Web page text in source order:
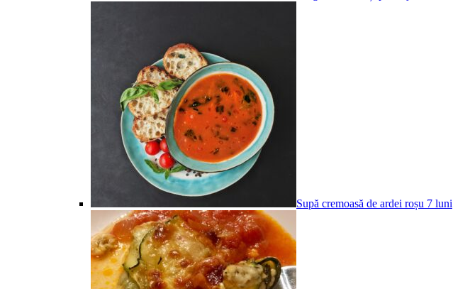
Supă cremoasă de ardei roșu 7 luni